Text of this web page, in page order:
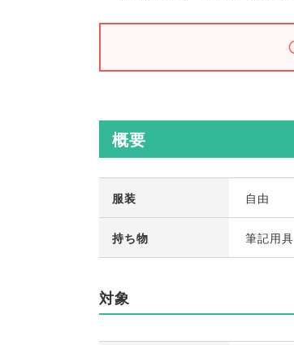
概要
服装 自由
持ち物 筆記用具
対象